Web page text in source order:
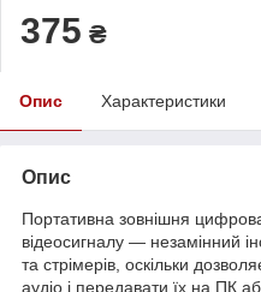
375 ₴
Опис Характеристики
Опис
Портативна зовнішня
відеосигналу — незамінний
та стрімерів, оскільки
аудіо і передавати їх на ПК